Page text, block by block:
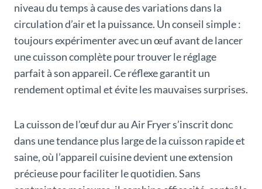
niveau du temps à cause des variations dans la
circulation d’air et la puissance. Un conseil simple :
toujours expérimenter avec un œuf avant de lancer
une cuisson complète pour trouver le réglage
parfait à son appareil. Ce réflexe garantit un
rendement optimal et évite les mauvaises surprises.
La cuisson de l’œuf dur au Air Fryer s’inscrit donc
dans une tendance plus large de la cuisson rapide et
saine, où l’appareil cuisine devient une extension
précieuse pour faciliter le quotidien. Sans